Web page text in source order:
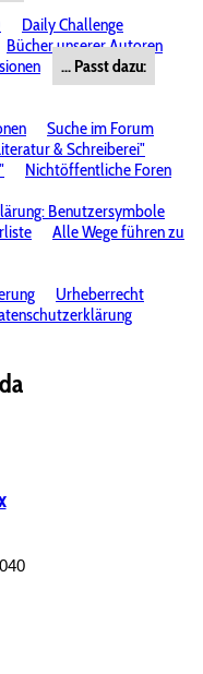
Daily Challenge
Bücher unserer Autoren
... Passt dazu:
Suche im Forum
& Schreiberei"
Nichtöffentliche Foren
Benutzersymbole
Alle Wege führen zu
Urheberrecht